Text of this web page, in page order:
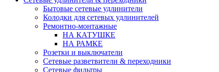
Бытовые сетевые удлинители
Колодки для сетевых удлинителей
Ремонтно-монтажные
НА КАТУШКЕ
НА РАМКЕ
Розетки и выключатели
Сетевые разветвители & переходники
Сетевые фильтры